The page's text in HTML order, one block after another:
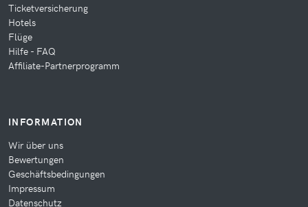
Ticketversicherung
Hotels
Flüge
Hilfe - FAQ
Affiliate-Partnerprogramm
INFORMATION
Wir über uns
Bewertungen
Geschäftsbedingungen
Impressum
Datenschutz